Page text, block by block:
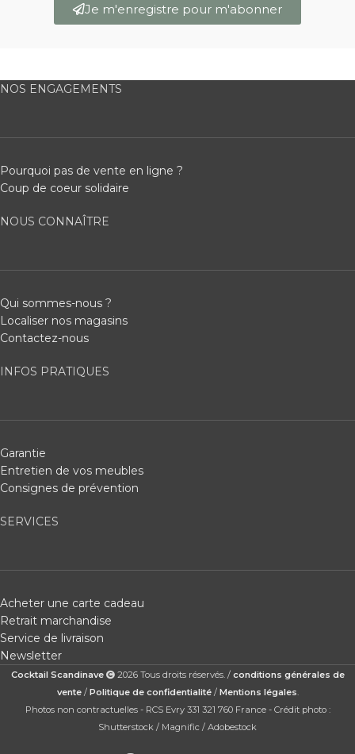
Je m'enregistre pour m'abonner
NOS ENGAGEMENTS
Pourquoi pas de vente en ligne ?
Coup de coeur solidaire
NOUS CONNAÎTRE
Qui sommes-nous ?
Localiser nos magasins
Contactez-nous
INFOS PRATIQUES
Garantie
Entretien de vos meubles
Consignes de prévention
SERVICES
Acheter une carte cadeau
Retrait marchandise
Service de livraison
Newsletter
Cocktail Scandinave 2026 Tous droits réservés. / conditions générales de
vente/ Politique de confidentialité/ Mentions légales
Photos non contractuelles - RCS Evry 331 321 760 France - Crédit photo :
Shutterstock / Magnific / Adobestock